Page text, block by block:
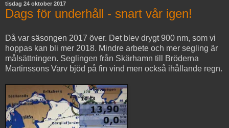
tisdag 24 oktober 2017
Dags för underhåll - snart vår igen!
Då var säsongen 2017 över. Det blev drygt 900 nm, som vi
hoppas kan bli mer 2018. Mindre arbete och mer segling är
målsättningen. Seglingen från Skärhamn till Bröderna
Martinssons Varv bjöd på fin vind men också ihållande regn.